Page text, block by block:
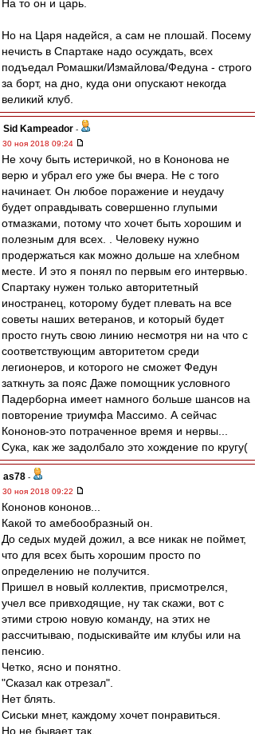
На то он и царь.
Но на Царя надейся, а сам не плошай. Посему
нечисть в Спартаке надо осуждать, всех
подъедал Ромашки/Измайлова/Федуна - строго
за борт, на дно, куда они опускают некогда
великий клуб.
Sid Kampeador -
30 ноя 2018 09:24
Не хочу быть истеричкой, но в Кононова не
верю и убрал его уже бы вчера. Не с того
начинает. Он любое поражение и неудачу
будет оправдывать совершенно глупыми
отмазками, потому что хочет быть хорошим и
полезным для всех. . Человеку нужно
продержаться как можно дольше на хлебном
месте. И это я понял по первым его интервью.
Спартаку нужен только авторитетный
иностранец, которому будет плевать на все
советы наших ветеранов, и который будет
просто гнуть свою линию несмотря ни на что с
соответствующим авторитетом среди
легионеров, и которого не сможет Федун
заткнуть за пояс Даже помощник условного
Падерборна имеет намного больше шансов на
повторение триумфа Массимо. А сейчас
Кононов-это потраченное время и нервы...
Сука, как же задолбало это хождение по кругу(
as78 -
30 ноя 2018 09:22
Кононов кононов...
Какой то амебообразный он.
До седых мудей дожил, а все никак не поймет,
что для всех быть хорошим просто по
определению не получится.
Пришел в новый коллектив, присмотрелся,
учел все привходящие, ну так скажи, вот с
этими строю новую команду, на этих не
рассчитываю, подыскивайте им клубы или на
пенсию.
Четко, ясно и понятно.
"Сказал как отрезал".
Нет блять.
Сиськи мнет, каждому хочет понравиться.
Но не бывает так.